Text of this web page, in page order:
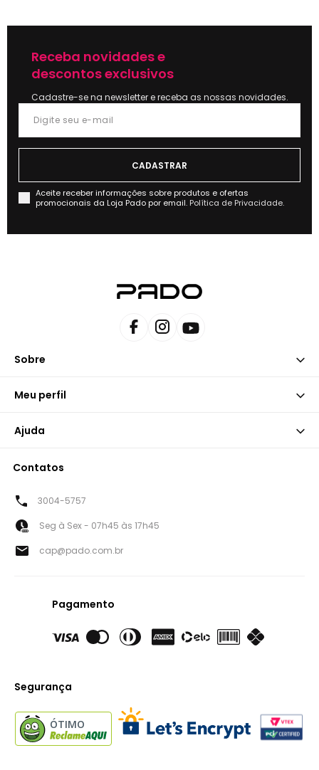
Receba novidades e
descontos exclusivos
Cadastre-se na newsletter e receba as nossas novidades.
Aceite receber informações sobre produtos e ofertas
promocionais da Loja Pado por email. Política de Privacidade.
Sobre
Meu perfil
Ajuda
Contatos
3004-5757
Seg à Sex - 07h45 às 17h45
cap@pado.com.br
Pagamento
Segurança
ÓTIMO